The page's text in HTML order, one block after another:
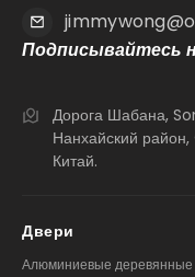
Подписывайтесь
Дорога Шабана,
Нанхайский
Китай.
Двери
Алюминиевые деревянные